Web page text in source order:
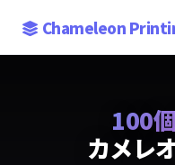
Chameleon
100
カメレ